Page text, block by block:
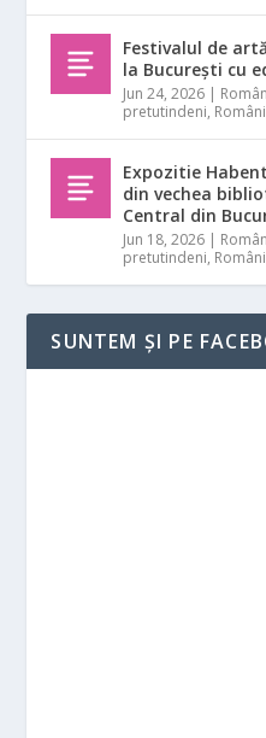
Festivalul de
la București cu
Jun 24, 2026 |
pretutindeni,
Expozitie
din vechea
Central din
Jun 18, 2026 |
pretutindeni,
SUNTEM ȘI PE